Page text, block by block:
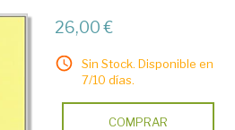
26,00 €
Sin Stock. Disponible en
7/10 días.
COMPRAR